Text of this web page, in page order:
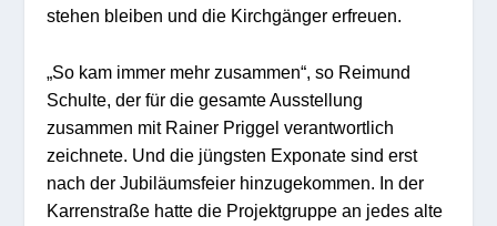
stehen bleiben und die Kirchgänger erfreuen.
„So kam immer mehr zusammen“, so Reimund
Schulte, der für die gesamte Ausstellung
zusammen mit Rainer Priggel verantwortlich
zeichnete. Und die jüngsten Exponate sind erst
nach der Jubiläumsfeier hinzugekommen. In der
Karrenstraße hatte die Projektgruppe an jedes alte